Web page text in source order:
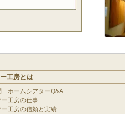
工房とは
ホームシアターQ&A
工房の仕事
工房の信頼と実績